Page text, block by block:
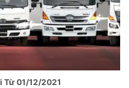
Từ 01/12/2021